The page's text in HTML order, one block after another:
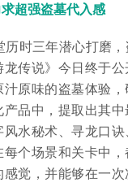
超强盗墓代入感
历时三年潜心打磨
龙传说》今日终于
汁原味的盗墓体验
品中，提取出其
风水秘术、寻龙口
个场景和关卡中
感觉，并能够在一